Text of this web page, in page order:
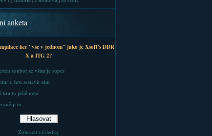
anketa
her "vše v jednom" jako je Xsoft's DDR
X a ITG 2?
soubor se vším je super
si hru sestavit sám
hra tu ještě není
to
Zobrazit výsledky